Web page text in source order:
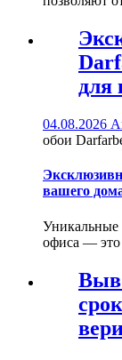
для
04.08.2026
обои
вашего
Уникальные
офиса — это